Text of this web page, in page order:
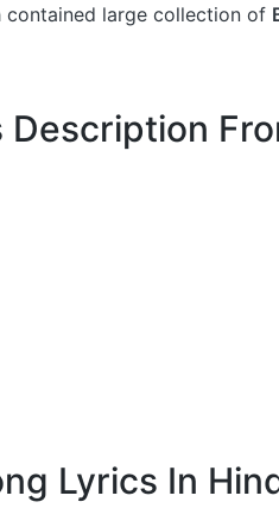
large collection of
Description
Lyrics In